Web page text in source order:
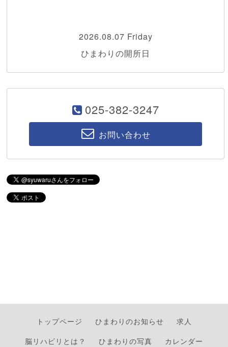
2026.08.07 Friday
ひまわりの開所日
025-382-3247
お問い合わせ
トップページ ひまわりのお知らせ
求人
脳リハビリとは？
ひまわりの写真
カレンダー